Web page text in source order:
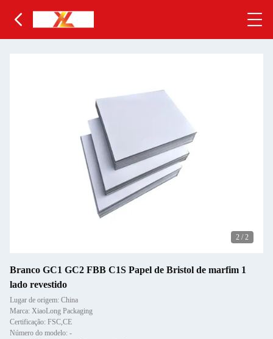
2 / 2
Branco GC1 GC2 FBB C1S Papel de Bristol de marfim 1
lado revestido
Lugar de origem: China
Marca: XiaoLong Packaging
Certificação: FSC,CE
Número do modelo: -